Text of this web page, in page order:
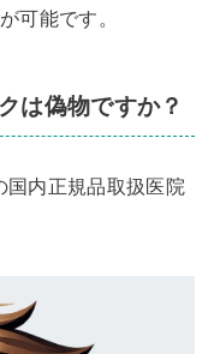
可能です。
は偽物ですか？
国内正規品取扱医院